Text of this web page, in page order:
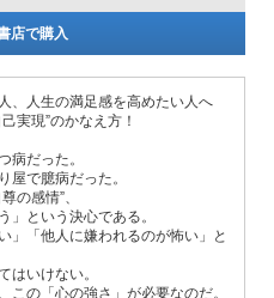
店で購入
、人生の満足感を高めたい人へ
実現”のかなえ方！
病だった。
屋で臆病だった。
の感情”、
」という決心である。
」「他人に嫌われるのが怖い」と
はいけない。
この「心の強さ」が必要なのだ。